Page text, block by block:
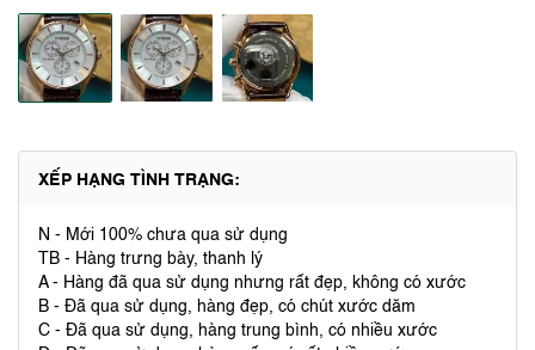
XẾP HẠNG TÌNH TRẠNG:
N - Mới 100% chưa qua sử dụng
TB - Hàng trưng bày, thanh lý
A - Hàng đã qua sử dụng nhưng rất đẹp, không có xước
B - Đã qua sử dụng, hàng đẹp, có chút xước dăm
C - Đã qua sử dụng, hàng trung bình, có nhiều xước